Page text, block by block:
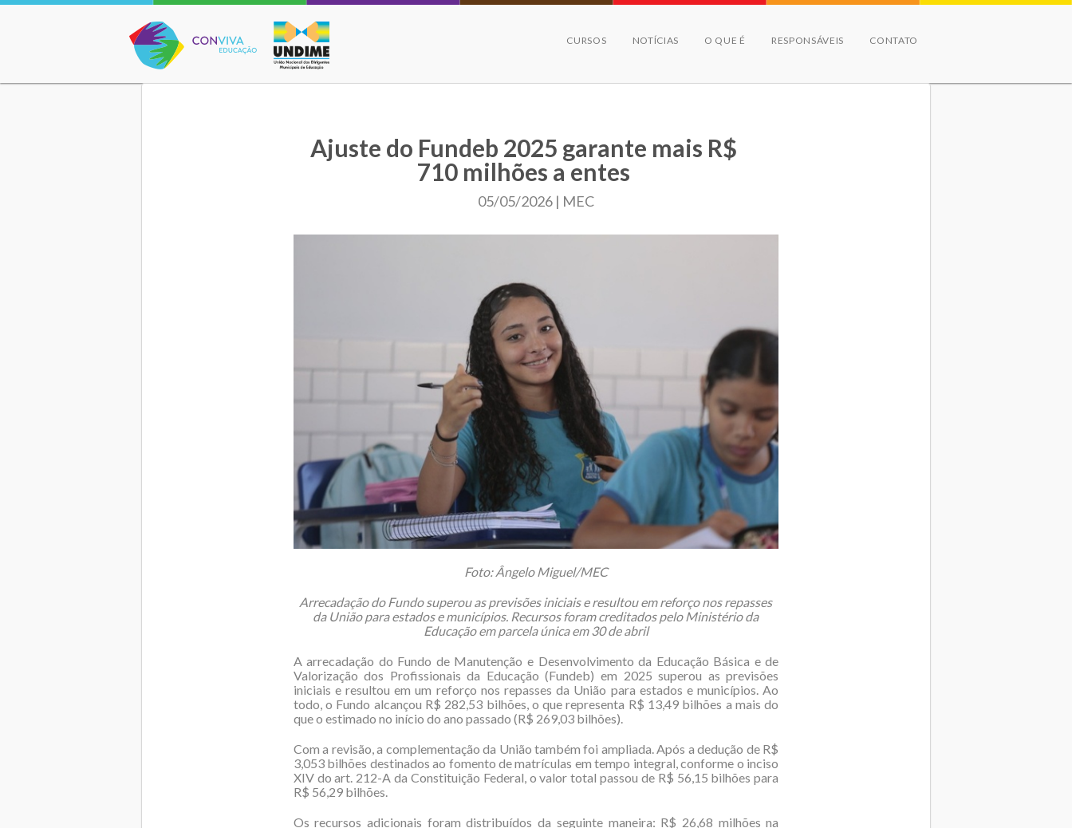
Conviva Educação
CURSOS NOTÍCIAS O QUE É RESPONSÁVEIS CONTATO
Ajuste do Fundeb 2025 garante mais R$
710 milhões a entes
05/05/2026 | MEC
Foto: Ângelo Miguel/MEC
Arrecadação do Fundo superou as previsões iniciais e resultou em reforço nos repasses
da União para estados e municípios. Recursos foram creditados pelo Ministério da
Educação em parcela única em 30 de abril
A arrecadação do Fundo de Manutenção e Desenvolvimento da Educação Básica e de
Valorização dos Profissionais da Educação (Fundeb) em 2025 superou as previsões
iniciais e resultou em um reforço nos repasses da União para estados e municípios. Ao
todo, o Fundo alcançou R$ 282,53 bilhões, o que representa R$ 13,49 bilhões a mais do
que o estimado no início do ano passado (R$ 269,03 bilhões).
Com a revisão, a complementação da União também foi ampliada. Após a dedução de R$
3,053 bilhões destinados ao fomento de matrículas em tempo integral, conforme o inciso
XIV do art. 212-A da Constituição Federal, o valor total passou de R$ 56,15 bilhões para
R$ 56,29 bilhões.
Os recursos adicionais foram distribuídos da seguinte maneira: R$ 26,68 milhões na